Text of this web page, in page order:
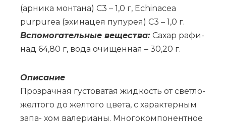
(ар­ни­ка мон­та­на) C3 – 1,0 г, Echinacea
purpurea (эхи­на­цея пу­пу­рея) C3 – 1,0 г.
Вс­по­мо­га­тель­ные ве­ще­ства: Са­хар ра­фи­
над 64,80 г, во­да очи­щен­ная – 30,20 г.
Опи­са­ние
Прозрачная густоватая жидкость от светло-
желтого до желтого цвета, с характерным
запа- хом валерианы. Многокомпонентное